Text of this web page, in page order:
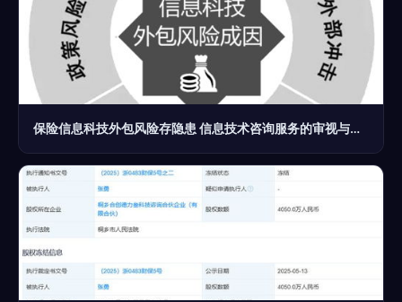
保险信息科技外包风险存隐患 信息技术咨询服务的审视与应对